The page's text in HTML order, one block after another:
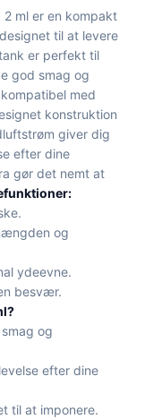
ml er en kompakt
til at levere
er perfekt til
god smag og
med
konstruktion
giver dig
efter dine
gør det nemt at
og
ydeevne.
besvær.
og
efter dine
til at imponere.